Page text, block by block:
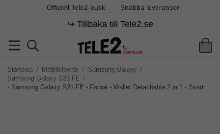
Officiell Tele2-butik Snabba leveranser
↪️ Tillbaka till Tele2.se
Startsida / Mobiltillbehör / Samsung Galaxy /
Samsung Galaxy S21 FE /
- Samsung Galaxy S21 FE - Fodral - Wallet Detachable 2 in 1 - Svart